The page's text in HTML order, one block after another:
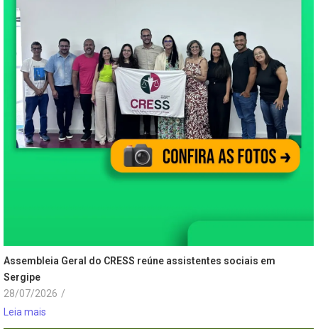
Assembleia Geral do CRESS reúne assistentes sociais em
Sergipe
28/07/2026 /
Leia mais